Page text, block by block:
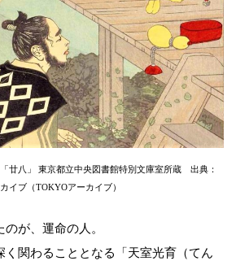
廿八」 東京都立中央図書館特別文庫室所蔵 出典：
イブ（TOKYOアーカイブ）
が、運命の人。
く関わることとなる「天室光育（てん